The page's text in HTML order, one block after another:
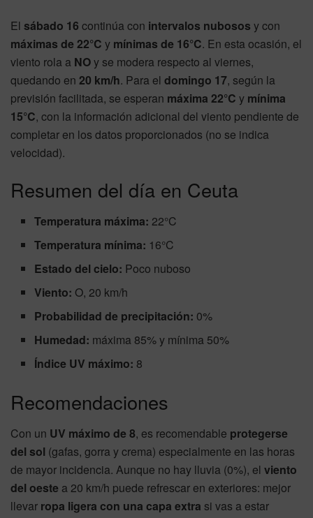
El sábado 16 continúa con intervalos nubosos y con
máximas de 22°C y mínimas de 16°C. En esta ocasión, el
viento rola a NOy se modera respecto al viernes,
quedando en 20 km/h. Para el domingo 17, según la
previsión facilitada, se esperan máxima 22°C y mínima
15°C, con la información adicional del viento pendiente de
completar en los datos proporcionados (no se indica
velocidad).
Resumen del día en Ceuta
Temperatura máxima: 22°C
Temperatura mínima: 16°C
Estado del cielo: Poco nuboso
Viento: O, 20 km/h
Probabilidad de precipitación: 0%
Humedad: máxima 85% y mínima 50%
Índice UV máximo: 8
Recomendaciones
Con un UV máximo de 8, es recomendable protegerse
del sol (gafas, gorra y crema) especialmente en las horas
de mayor incidencia. Aunque no hay lluvia (0%), el viento
del oeste a 20 km/h puede refrescar en exteriores: mejor
llevar ropa ligera con una capa extra si vas a estar